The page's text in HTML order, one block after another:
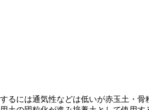
るには通気性などは低いが赤玉土・骨